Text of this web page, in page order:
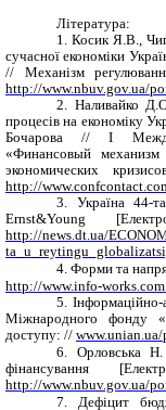
Література:
1. Косик Я.В.,
сучасної економіки
// Механізм
http://www.nbuv.gov.ua/
2. Наливайко
процесів на економіку
Бочарова //I
«Финансовый механизм
экономических
http://
3. Україна 44-та
Ernst&Young
http://news.dt.ua/
4. Форми та
http://www.info-
5. І
Міжнародного фонду
доступу: //
6 . Орловська
фінансування
http://www.nbuv.gov.ua/
7. Дефіцит